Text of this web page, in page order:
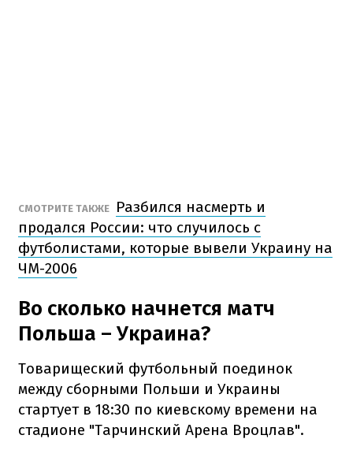
СМОТРИТЕ ТАКЖЕ
Разбился насмерть и
продался России: что случилось с
футболистами, которые вывели Украину на
ЧМ-2006
Во сколько начнется матч
Польша – Украина?
Товарищеский футбольный поединок
между сборными Польши и Украины
стартует в 18:30 по киевскому времени на
стадионе "Тарчинский Арена Вроцлав".